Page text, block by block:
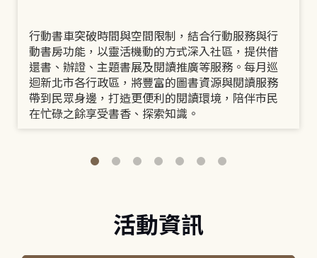
行動書車突破時間與空間限制，結合行動服務與行
動書房功能，以靈活機動的方式深入社區，提供借
還書、辦證、主題書展及閱讀推廣等服務。每月巡
迴新北市各行政區，將豐富的圖書資源與閱讀服務
帶到民眾身邊，打造更便利的閱讀環境，陪伴市民
在忙碌之餘享受書香、探索知識。
活動資訊